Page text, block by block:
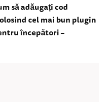
să adăugați cod
cel mai bun plugin
începători –